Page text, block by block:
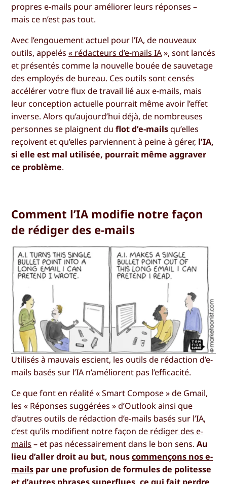
propres e-mails pour améliorer leurs réponses –
mais ce n’est pas tout.
Avec l’engouement actuel pour l’IA, de nouveaux
outils, appelés« rédacteurs d’e-mails IA», sont lancés
et présentés comme la nouvelle bouée de sauvetage
des employés de bureau. Ces outils sont censés
accélérer votre flux de travail lié aux e-mails, mais
leur conception actuelle pourrait même avoir l’effet
inverse. Alors qu’aujourd’hui déjà, de nombreuses
personnes se plaignent duflot d’e-mails qu’elles
reçoivent et qu’elles parviennent à peine à gérer, l’IA,
si elle est mal utilisée, pourrait même aggraver
ce problème.
Comment l’IA modifie notre façon
de rédiger des e-mails
Utilisés à mauvais escient, les outils de rédaction d’e-
mails basés sur l’IA n’améliorent pas l’efficacité.
Ce que font en réalité « Smart Compose » de Gmail,
les « Réponses suggérées » d’Outlook ainsi que
d’autres outils de rédaction d’e-mails basés sur l’IA,
c’est qu’ils modifient notre façonde rédiger des e-
mails – et pas nécessairement dans le bon sens.Au
lieu d’aller droit au but, nouscommençons nos e-
mails par une profusion de formules de politesse